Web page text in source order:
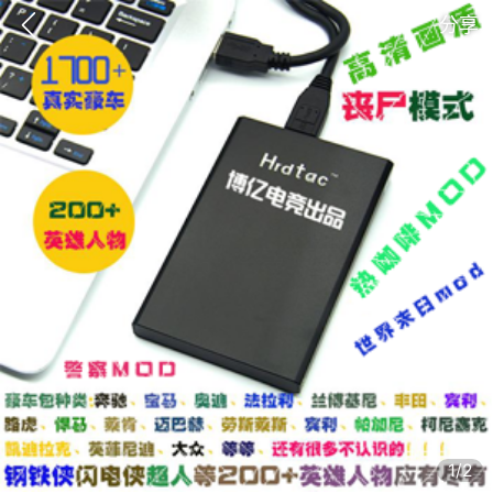
分享
GTA6 RDR2 逃离塔科夫
1/2